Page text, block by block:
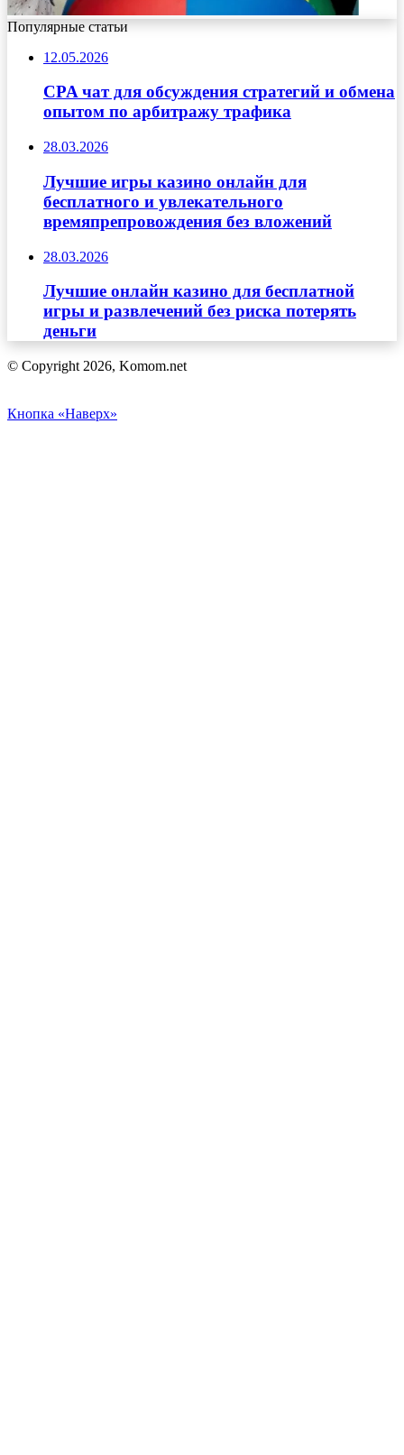
Популярные статьи
12.05.2026
CPA чат для обсуждения стратегий и обмена
опытом по арбитражу трафика
28.03.2026
Лучшие игры казино онлайн для
бесплатного и увлекательного
времяпрепровождения без вложений
28.03.2026
Лучшие онлайн казино для бесплатной
игры и развлечений без риска потерять
деньги
© Copyright 2026, Komom.net
Кнопка «Наверх»